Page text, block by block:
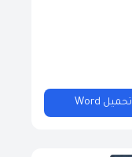
تحميل Word